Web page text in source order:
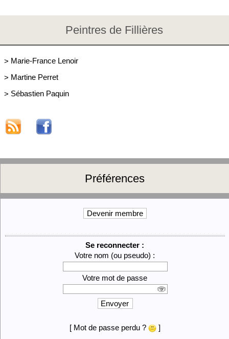
Peintres de Fillières
> Marie-France Lenoir
> Martine Perret
> Sébastien Paquin
Préférences
Devenir membre
Se reconnecter :
Votre nom (ou pseudo) :
Votre mot de passe
Envoyer
[ Mot de passe perdu ? ]